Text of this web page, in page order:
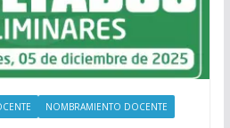
NOMBRAMIENTO DOCENTE